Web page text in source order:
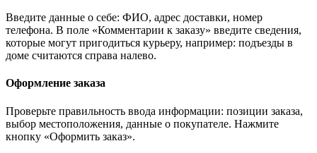
Введите данные о себе: ФИО, адрес доставки, номер
телефона. В поле «Комментарии к заказу» введите сведения,
которые могут пригодиться курьеру, например: подъезды в
доме считаются справа налево.
Оформление заказа
Проверьте правильность ввода информации: позиции заказа,
выбор местоположения, данные о покупателе. Нажмите
кнопку «Оформить заказ».